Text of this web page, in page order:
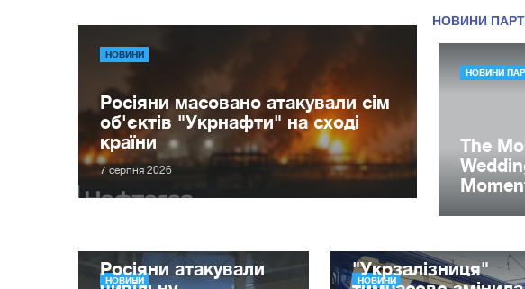
НОВИНИ
Росіяни масовано атакували сім
об'єктів "Укрнафти" на сході
країни
7 серпня 2026
НОВИНИ
Росіяни атакували
НОВИНИ
"Укрзалізниця"